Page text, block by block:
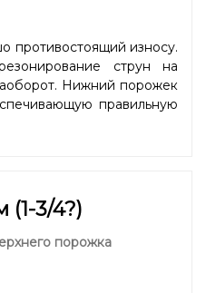
противостоящий износу.
струн на
Нижний порожек
правильную
(1-3/4?)
порожка